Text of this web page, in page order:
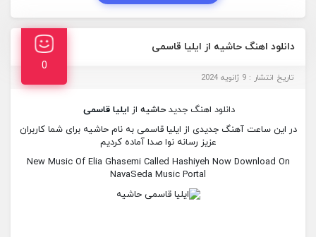
دانلود اهنگ حاشیه از ایلیا قاسمی
0
تاریخ انتشار : 9 ژانویه 2024
دانلود اهنگ جدیدحاشیه ازایلیا قاسمی
در این ساعت آهنگ جدیدی از ایلیا قاسمی به نام حاشیه برای شما کاربران
عزیز رسانه نوا صدا آماده کردیم
New Music Of Elia Ghasemi Called Hashiyeh Now Download On
NavaSeda Music Portal